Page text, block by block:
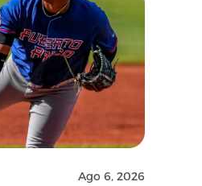
Ago 6, 2026